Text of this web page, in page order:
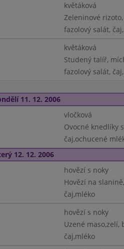
květáková
Zeleninové rizoto,
fazolový salát,
květáková
Studený talíř,
fazolový salát,
11. 12. 2006
vločková
Ovocné knedlíky
čaj,ochucené
12. 12. 2006
hovězí s noky
Hovězí na
čaj,mléko
hovězí s noky
Uzené
čaj,mléko